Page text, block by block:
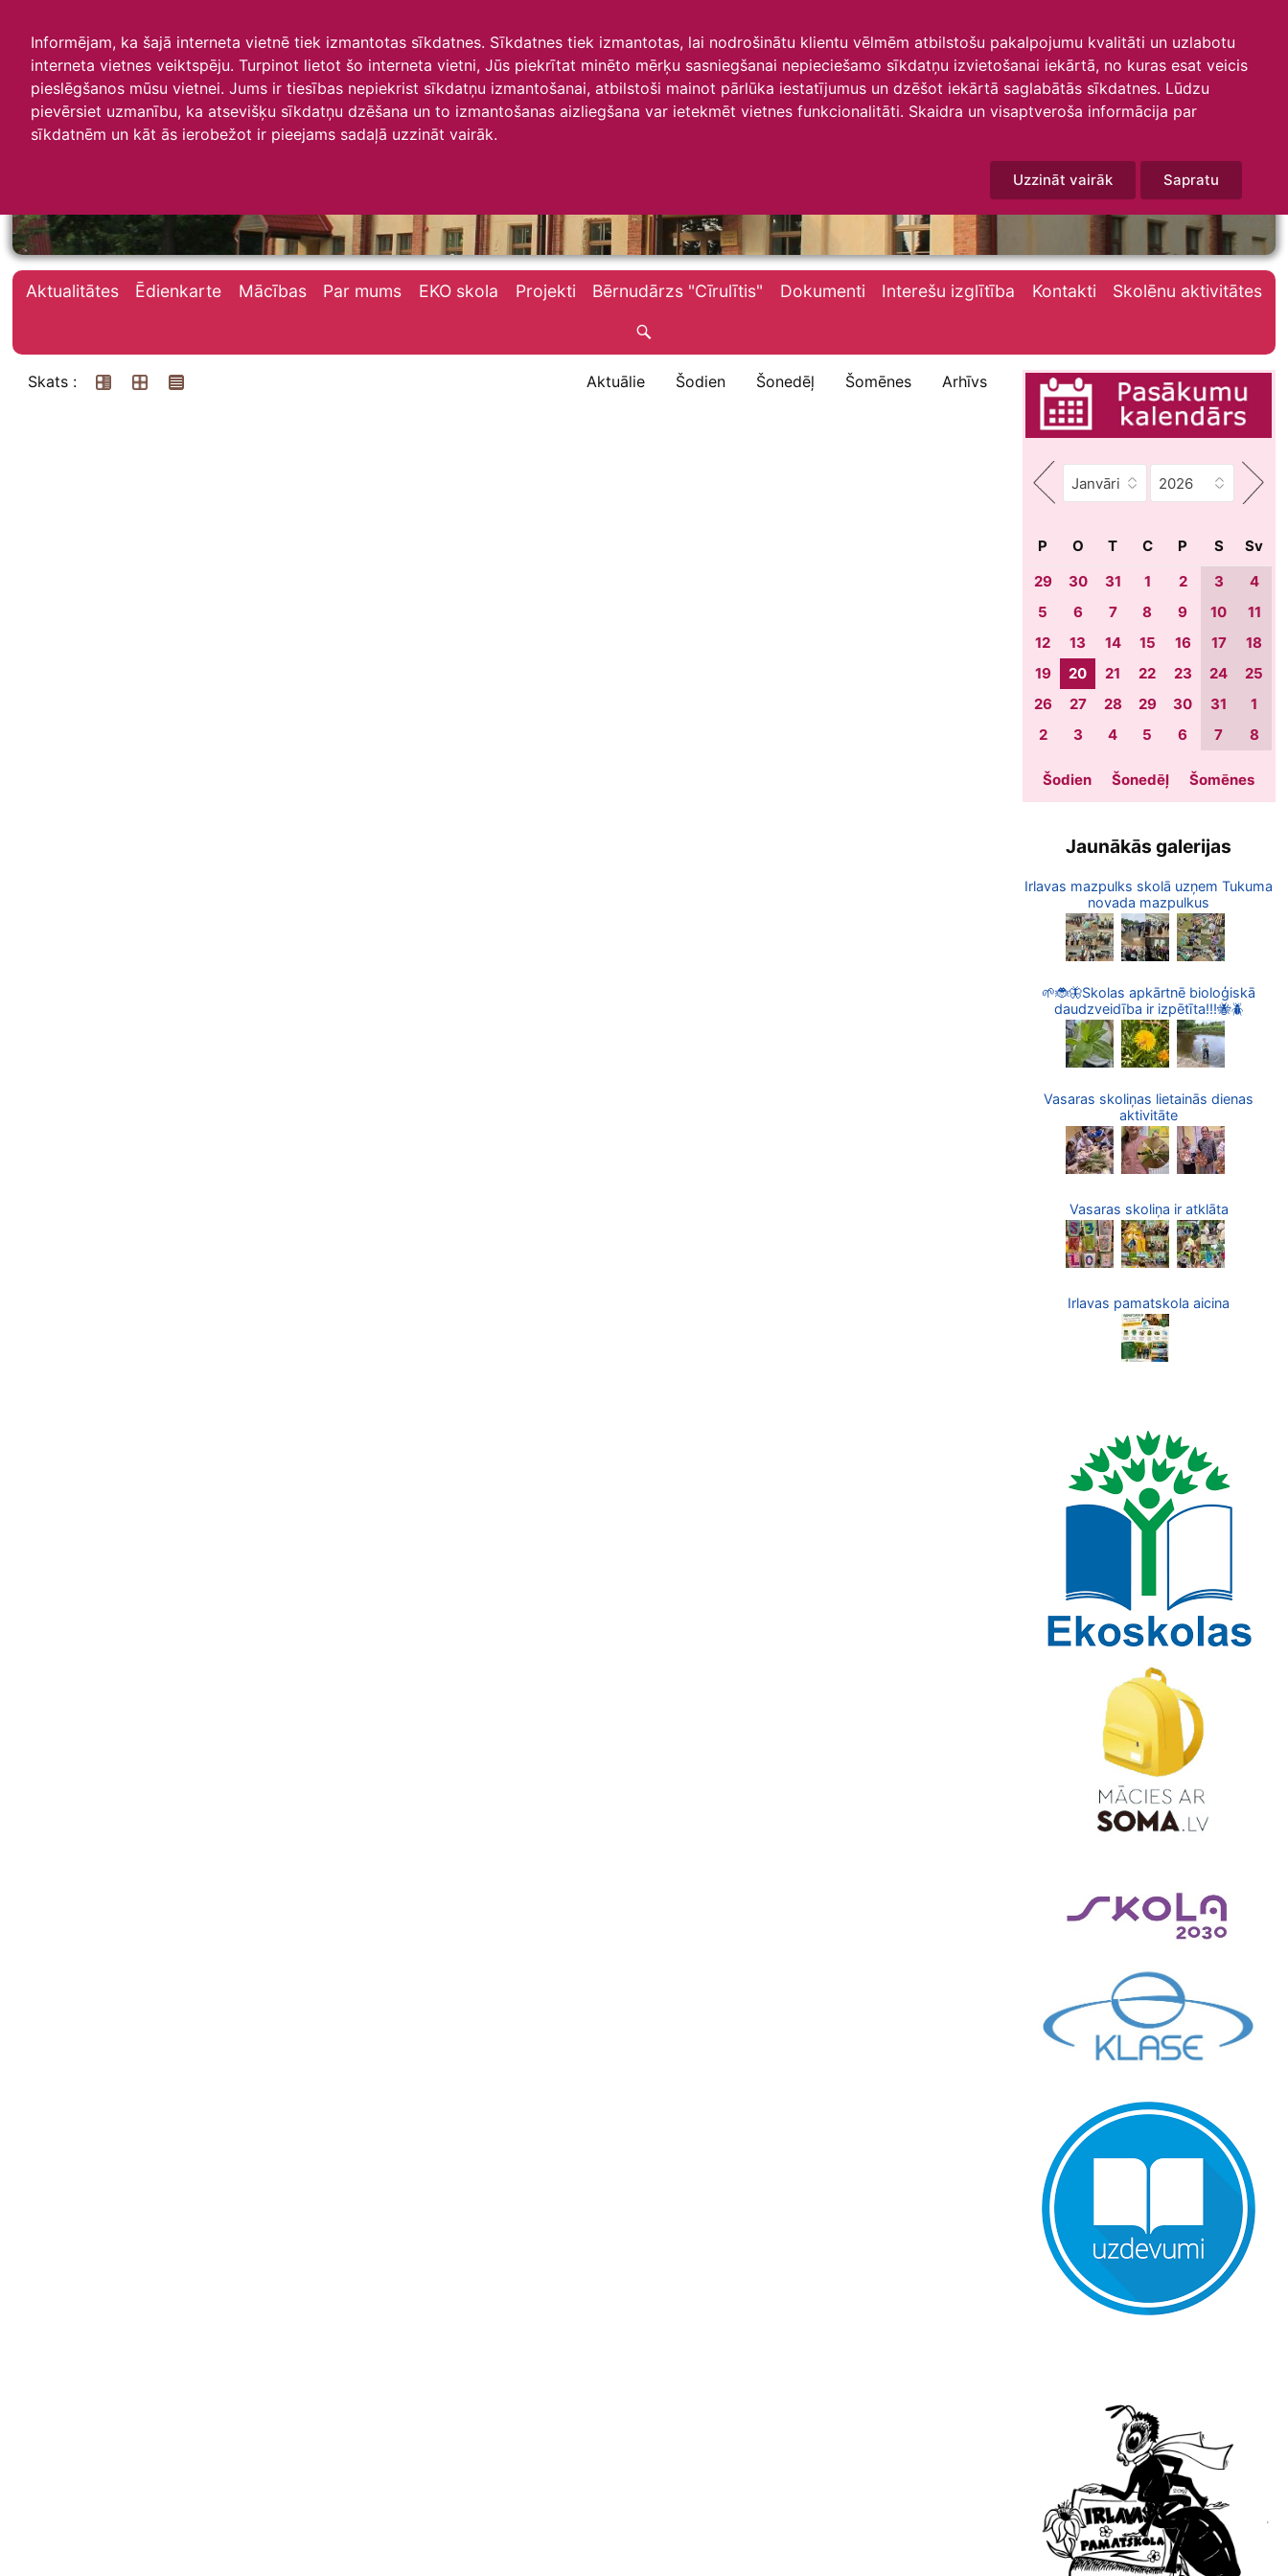
Informējam, ka šajā interneta vietnē tiek izmantotas sīkdatnes. Sīkdatnes tiek izmantotas, lai nodrošinātu klientu vēlmēm atbilstošu pakalpojumu kvalitāti un uzlabotu
interneta vietnes veiktspēju. Turpinot lietot šo interneta vietni, Jūs piekrītat minēto mērķu sasniegšanai nepieciešamo sīkdatņu izvietošanai iekārtā, no kuras esat veicis
pieslēgšanos mūsu vietnei. Jums ir tiesības nepiekrist sīkdatņu izmantošanai, atbilstoši mainot pārlūka iestatījumus un dzēšot iekārtā saglabātās sīkdatnes. Lūdzu
pievērsiet uzmanību, ka atsevišķu sīkdatņu dzēšana un to izmantošanas aizliegšana var ietekmēt vietnes funkcionalitāti. Skaidra un visaptveroša informācija par
sīkdatnēm un kāt ās ierobežot ir pieejams sadaļā uzzināt vairāk.
Uzzināt vairāk Sapratu
Irlavas skola
Aktualitātes Ēdienkarte Mācības Par mums EKO skola Projekti Bērnudārzs "Cīrulītis" Dokumenti Interešu izglītība Kontakti Skolēnu aktivitātes
Skats : Aktuālie Šodien Šonedēļ Šomēnes Arhīvs
P O T C P S
Sv
29
30 31 1 2 3
4
5
6 7 8 9 10
11
12
13 14 15 16 17
18
19
20 21 22 23 24
25
26
27 28 29 30 31
1
2
3 4 5 6 7 8
Šodien Šonedēļ Šomēnes
Jaunākās galerijas
Irlavas mazpulks skolā uzņem Tukuma
novada mazpulkus
🌱🐞🦋Skolas apkārtnē bioloģiskā
daudzveidība ir izpētīta!!!🐝🪲
Vasaras skoliņas lietainās dienas
aktivitāte
Vasaras skoliņa ir atklāta
Irlavas pamatskola aicina